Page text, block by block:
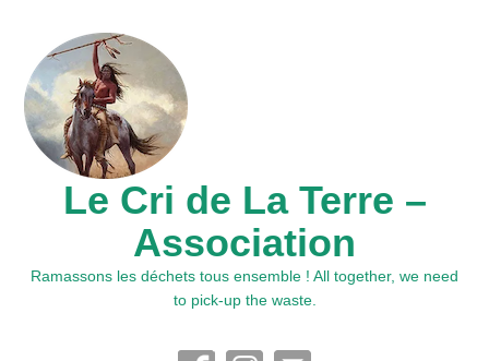
Le Cri de La Terre –
Association
Ramassons les déchets tous ensemble ! All together, we need
to pick-up the waste.